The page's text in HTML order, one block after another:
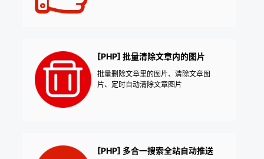
[PHP] 批量清除文章内的图片
批量删除文章里的图片、清除文章图
片、定时自动清除文章图片
[PHP] 多合一搜索全站自动推送